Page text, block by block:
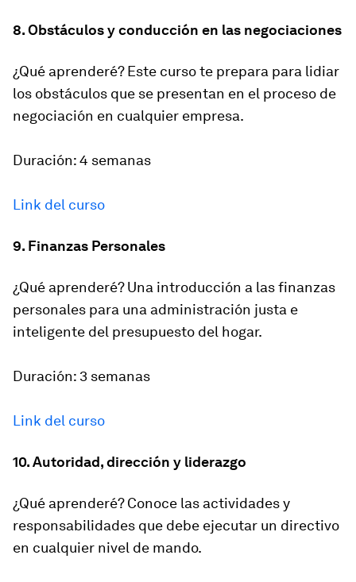
8. Obstáculos y conducción en las negociaciones
¿Qué aprenderé? Este curso te prepara para lidiar
los obstáculos que se presentan en el proceso de
negociación en cualquier empresa.
Duración: 4 semanas
Link del curso
9. Finanzas Personales
¿Qué aprenderé? Una introducción a las finanzas
personales para una administración justa e
inteligente del presupuesto del hogar.
Duración: 3 semanas
Link del curso
10. Autoridad, dirección y liderazgo
¿Qué aprenderé? Conoce las actividades y
responsabilidades que debe ejecutar un directivo
en cualquier nivel de mando.